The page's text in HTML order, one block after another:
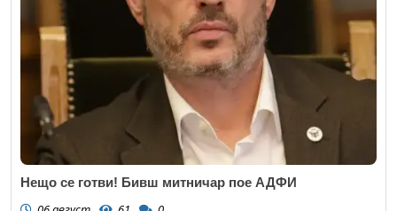
Нещо се готви! Бивш митничар пое АДФИ